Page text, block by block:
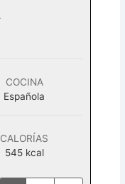
COCINA
Española
CALORÍAS
545 kcal